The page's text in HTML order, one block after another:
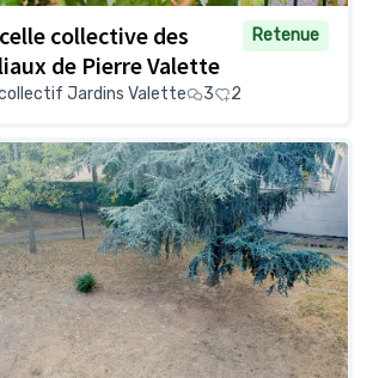
collective des
de Pierre Valette
Retenue
Jardins Valette 3 2